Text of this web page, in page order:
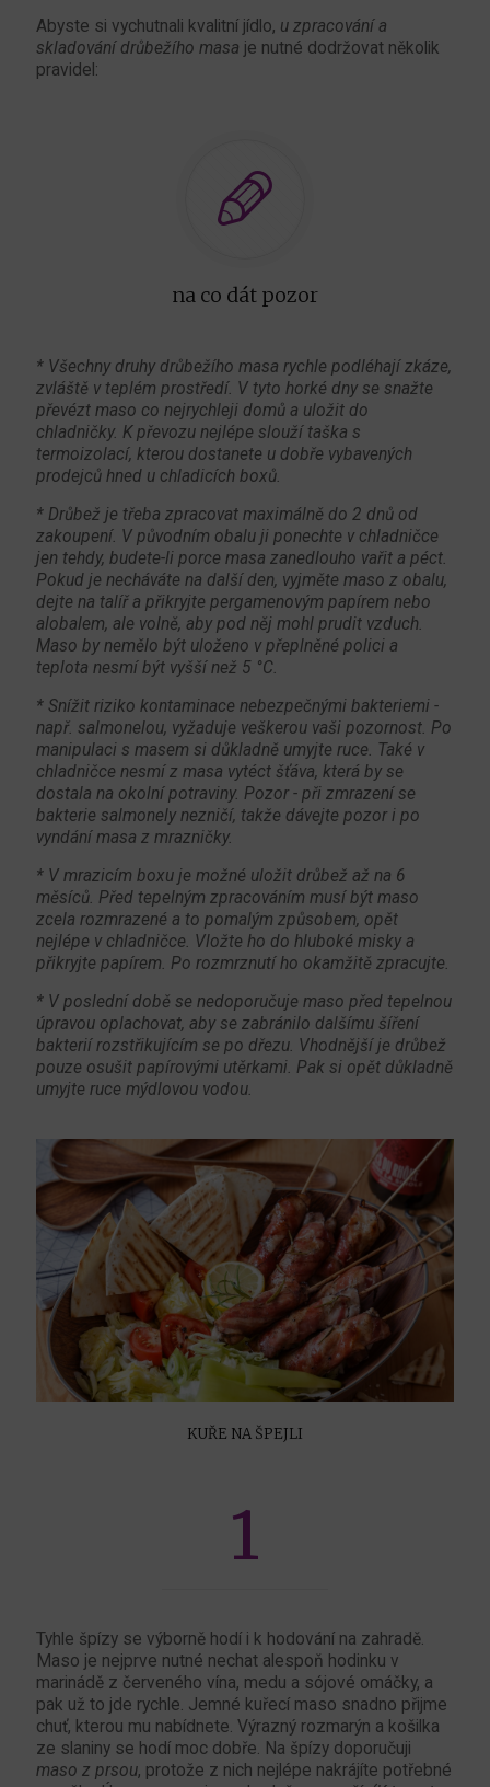
Abyste si vychutnali kvalitní jídlo, u zpracování a
skladování drůbežího masa je nutné dodržovat několik
pravidel:
na co dát pozor
* Všechny druhy drůbežího masa rychle podléhají zkáze,
zvláště v teplém prostředí. V tyto horké dny se snažte
převézt maso co nejrychleji domů a uložit do
chladničky. K převozu nejlépe slouží taška s
termoizolací, kterou dostanete u dobře vybavených
prodejců hned u chladicích boxů.
* Drůbež je třeba zpracovat maximálně do 2 dnů od
zakoupení. V původním obalu ji ponechte v chladničce
jen tehdy, budete-li porce masa zanedlouho vařit a péct.
Pokud je necháváte na další den, vyjměte maso z obalu,
dejte na talíř a přikryjte pergamenovým papírem nebo
alobalem, ale volně, aby pod něj mohl prudit vzduch.
Maso by nemělo být uloženo v přeplněné polici a
teplota nesmí být vyšší než 5 °C.
* Snížit riziko kontaminace nebezpečnými bakteriemi -
např. salmonelou, vyžaduje veškerou vaši pozornost. Po
manipulaci s masem si důkladně umyjte ruce. Také v
chladničce nesmí z masa vytéct šťáva, která by se
dostala na okolní potraviny. Pozor - při zmrazení se
bakterie salmonely nezničí, takže dávejte pozor i po
vyndání masa z mrazničky.
* V mrazicím boxu je možné uložit drůbež až na 6
měsíců. Před tepelným zpracováním musí být maso
zcela rozmrazené a to pomalým způsobem, opět
nejlépe v chladničce. Vložte ho do hluboké misky a
přikryjte papírem. Po rozmrznutí ho okamžitě zpracujte.
* V poslední době se nedoporučuje maso před tepelnou
úpravou oplachovat, aby se zabránilo dalšímu šíření
bakterií rozstřikujícím se po dřezu. Vhodnější je drůbež
pouze osušit papírovými utěrkami. Pak si opět důkladně
umyjte ruce mýdlovou vodou.
KUŘE NA ŠPEJLI
1
Tyhle špízy se výborně hodí i k hodování na zahradě.
Maso je nejprve nutné nechat alespoň hodinku v
marinádě z červeného vína, medu a sójové omáčky, a
pak už to jde rychle. Jemné kuřecí maso snadno přijme
chuť, kterou mu nabídnete. Výrazný rozmarýn a košilka
ze slaniny se hodí moc dobře. Na špízy doporučuji
maso z prsou, protože z nich nejlépe nakrájíte potřebné